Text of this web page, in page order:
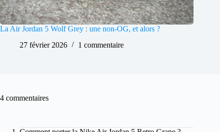
La Air Jordan 5 Wolf Grey : une non-OG, et alors ?
27 février 2026
1 commentaire
4 commentaires